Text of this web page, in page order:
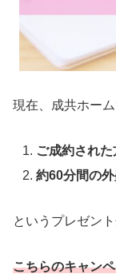
現在、成共ホー
ご成約され
約60分間の
というプレゼン
こちらのキャン